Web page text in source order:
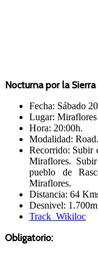
Nocturna por la
Fecha: Sábado
Lugar: Miraflores
Hora: 20:00h.
Modalidad: Road.
Recorrido: Subir
Miraflores.
pueblo de
Miraflores.
Distancia: 64
Desnivel:
Track Wikiloc
Obligatorio: